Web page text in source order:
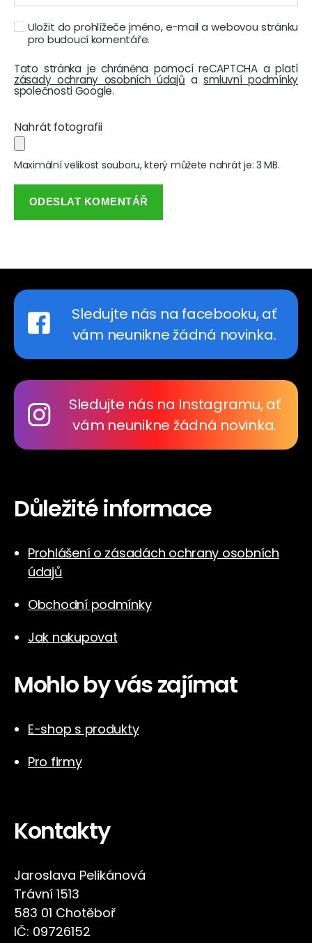
Uložit do prohlížeče jméno, e-mail a webovou stránku
pro budoucí komentáře.
Tato stránka je chráněna pomocí reCAPTCHA a platí
zásady ochrany osobních údajů asmluvní podmínky
společnosti Google.
Nahrát fotografii
Maximální velikost souboru, který můžete nahrát je: 3 MB.
Sledujte nás na facebooku, ať
vám neunikne žádná novinka.
Sledujte nás na Instagramu, ať
vám neunikne žádná novinka.
Důležité informace
Prohlášení o zásadách ochrany osobních
údajů
Obchodní podmínky
Jak nakupovat
Mohlo by vás zajímat
E-shop s produkty
Pro firmy
Kontakty
Jaroslava Pelikánová
Trávní 1513
583 01 Chotěboř
IČ: 09726152